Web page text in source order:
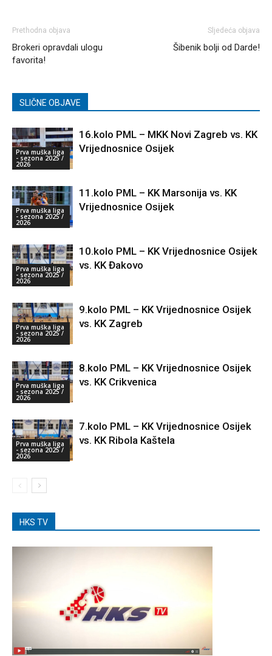
Prethodna objava
Brokeri opravdali ulogu
favorita!
Sljedeća objava
Šibenik bolji od Darde!
SLIČNE OBJAVE
Prva muška liga
- sezona 2025 /
2026
16.kolo PML – MKK Novi Zagreb vs. KK
Vrijednosnice Osijek
Prva muška liga
- sezona 2025 /
2026
11.kolo PML – KK Marsonija vs. KK
Vrijednosnice Osijek
Prva muška liga
- sezona 2025 /
2026
10.kolo PML – KK Vrijednosnice Osijek
vs. KK Đakovo
Prva muška liga
- sezona 2025 /
2026
9.kolo PML – KK Vrijednosnice Osijek
vs. KK Zagreb
Prva muška liga
- sezona 2025 /
2026
8.kolo PML – KK Vrijednosnice Osijek
vs. KK Crikvenica
Prva muška liga
- sezona 2025 /
2026
7.kolo PML – KK Vrijednosnice Osijek
vs. KK Ribola Kaštela
HKS TV